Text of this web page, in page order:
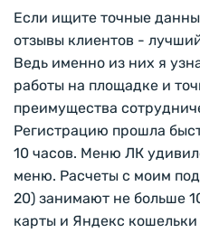
Если ищите точные
отзывы клиентов -
Ведь именно из них я
работы на площадке и
преимущества
Регистрацию прошла
10 часов. Меню ЛК
меню. Расчеты с моим
20) занимают не больше
карты и Яндекс